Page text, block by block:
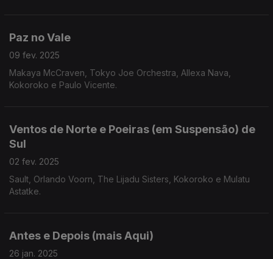
Paz no Vale
09 fev. 2025
Makaya McCraven, Tokyo Joe Orchestra, Allexa Nava,
Kokoroko e Paulo Vicente.
Ventos de Norte e Poeiras (em Suspensão) de
Sul
02 fev. 2025
Sault, Orlando Voorn, The Lijadu Sisters, Kokoroko e Mulatu
Astatke.
Antes e Depois (mais Aqui)
26 jan. 2025